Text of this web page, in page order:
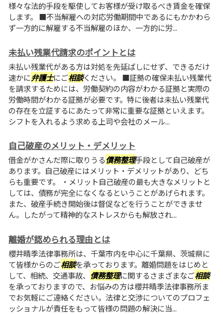
様々な法的手段を駆使してお客様が受け取るべき賃金を確保
します。 ■不当解雇への対応労働期間中であるにもかかわら
ず一方的に解雇する不当解雇のほか、一方的に労...
未払い残業代請求のポイントとは
未払い残業代がある方は対処を先延ばしにせず、できるだけ
速かに弁護士にご相談ください。 ■証拠の確保未払い残業代
を請求するためには、労働契約の内容がわかる証拠と実際の
労働時間がわかる証拠が必要です。特に後者は未払い残業代
の存在を立証するにあたって非常に重要な証拠といえます。
シフトを入れるよう求める上司や会社のメール...
自己破産のメリット・デメリット
借金がかさんだ際に取りうる債務整理手段として自己破産が
あります。自己破産にはメリット・デメリットがあり、どち
らも重要です。 ・メリット自己破産の最も大きなメリットと
しては、債務が完全になくなるということがあげられます。
また、破産手続き開始後は督促などを行うことができませ
ん。したがって精神的なストレスからも解放され...
離婚が認められる理由とは
櫻井晴季法律事務所は、千葉市内を中心に千葉県、茨城県に
て皆様からのご相談を承っております。離婚問題をはじめと
して、相続、交通事故、 債務整理に関するさまざまなご相談
を承っておりますので、お悩みの方は櫻井晴季法律事務所ま
でお気軽にご連絡ください。法律と交渉についてのプロフェ
ッショナルが責任をもって皆様の問題の解決に当...